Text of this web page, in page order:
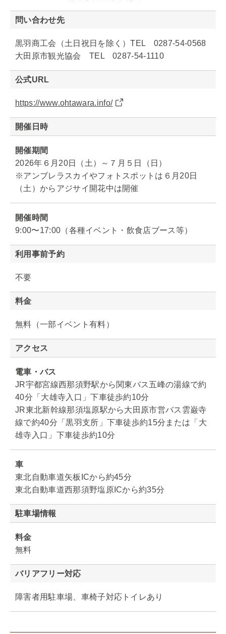
問い合わせ先
黒羽商工会（土日祝日を除く）TEL 0287-54-0568
大田原市観光協会 TEL 0287-54-1110
公式URL
https://www.ohtawara.info/
開催日時
開催期間
2026年６月20日（土）～７月５日（日）
※アンブレラスカイやフォトスポットは６月20日
（土）からアジサイ開花中は開催
開催時間
9:00〜17:00（各種イベント・飲食店ブース等）
利用事前予約
不要
料金
無料（一部イベント有料）
アクセス
電車・バス
JR宇都宮線西那須野駅から関東バス五峰の湯線で約
40分「大雄寺入口」下車徒歩約10分
JR東北新幹線那須塩原駅から大田原市営バス雲巌寺
線で約40分「黒羽支所」下車徒歩約15分または「大
雄寺入口」下車徒歩約10分
車
東北自動車道矢板ICから約45分
東北自動車道西那須野塩原ICから約35分
駐車場情報
料金
無料
バリアフリー対応
障害者用駐車場、車椅子対応トイレあり